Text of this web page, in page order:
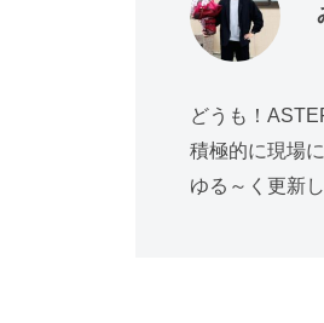
どうも！
積極的に現場
ゆる～く更新